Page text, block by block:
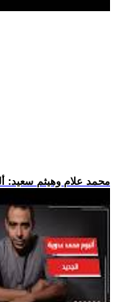
.. محمد علام وهيثم سعيد: